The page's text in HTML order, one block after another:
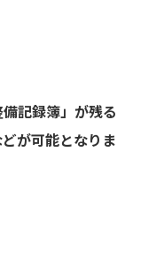
記録簿」が残る
が可能となりま